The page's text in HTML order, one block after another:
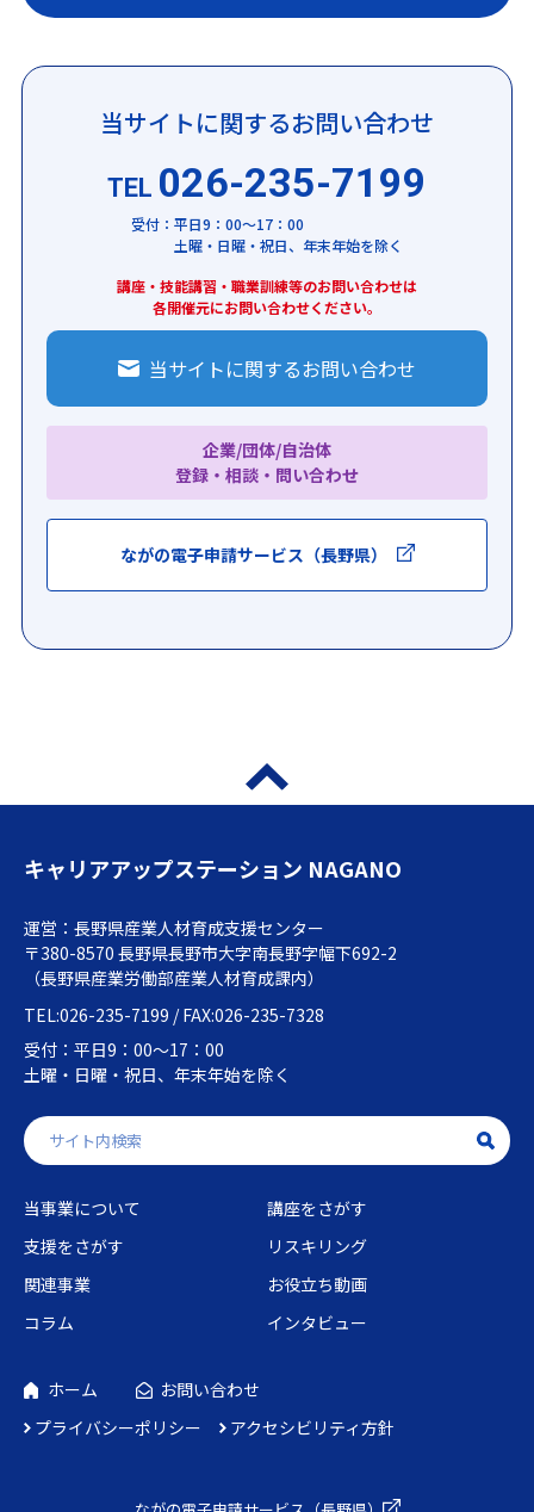
当サイトに関するお問い合わせ
TEL 026-235-7199
受付：平日9：00～17：00
土曜・日曜・祝日、年末年始を除く
講座・技能講習・職業訓練等のお問い合わせは
各開催元にお問い合わせください。
当サイトに関するお問い合わせ
企業/団体/自治体
登録・相談・問い合わせ
ながの電子申請サービス（長野県）
キャリアアップステーション NAGANO
運営：長野県産業人材育成支援センター
〒380-8570 長野県長野市大字南長野字幅下692-2
（長野県産業労働部産業人材育成課内）
TEL:026-235-7199 / FAX:026-235-7328
受付：平日9：00～17：00
土曜・日曜・祝日、年末年始を除く
当事業について
講座をさがす
支援をさがす
リスキリング
関連事業
お役立ち動画
コラム
インタビュー
ホーム
お問い合わせ
プライバシーポリシー
アクセシビリティ方針